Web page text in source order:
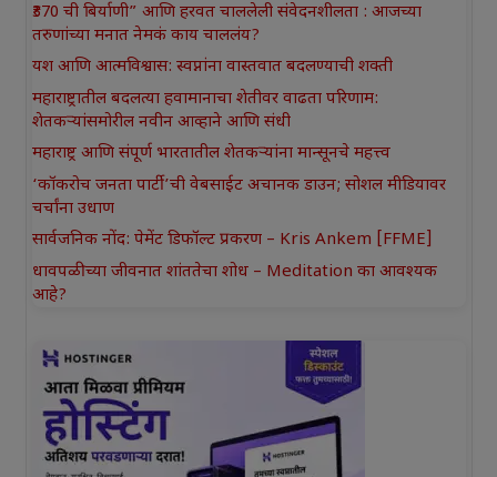
₹370 ची बिर्याणी” आणि हरवत चाललेली संवेदनशीलता : आजच्या
तरुणांच्या मनात नेमकं काय चाललंय?
यश आणि आत्मविश्वास: स्वप्नांना वास्तवात बदलण्याची शक्ती
महाराष्ट्रातील बदलत्या हवामानाचा शेतीवर वाढता परिणाम:
शेतकऱ्यांसमोरील नवीन आव्हाने आणि संधी
महाराष्ट्र आणि संपूर्ण भारतातील शेतकऱ्यांना मान्सूनचे महत्त्व
‘कॉकरोच जनता पार्टी’ची वेबसाईट अचानक डाउन; सोशल मीडियावर
चर्चांना उधाण
सार्वजनिक नोंद: पेमेंट डिफॉल्ट प्रकरण – Kris Ankem [FFME]
धावपळीच्या जीवनात शांततेचा शोध – Meditation का आवश्यक
आहे?